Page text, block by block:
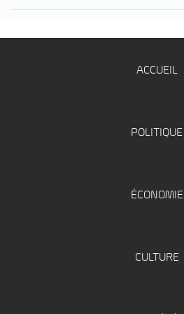
ACCUEIL
POLITIQUE
ÉCONOMIE
CULTURE